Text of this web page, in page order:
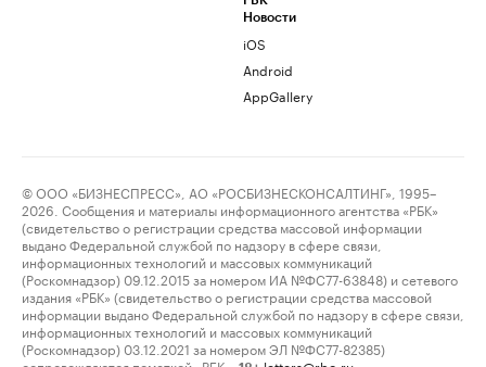
Новости
iOS
Android
AppGallery
© ООО «БИЗНЕСПРЕСС», АО «РОСБИЗНЕСКОНСАЛТИНГ», 1995–
2026. Сообщения и материалы информационного агентства «РБК»
(свидетельство о регистрации средства массовой информации
выдано Федеральной службой по надзору в сфере связи,
информационных технологий и массовых коммуникаций
(Роскомнадзор) 09.12.2015 за номером ИА №ФС77-63848) и сетевого
издания «РБК» (свидетельство о регистрации средства массовой
информации выдано Федеральной службой по надзору в сфере связи,
информационных технологий и массовых коммуникаций
(Роскомнадзор) 03.12.2021 за номером ЭЛ №ФС77-82385)